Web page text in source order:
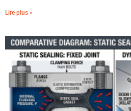
Lire plus »